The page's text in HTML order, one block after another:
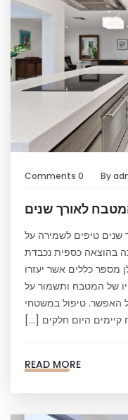
By
0 Comments
לאורך שנים
טיפים לשמירה על
בהוצאה כספית נכבדת
מספר כללים אשר יעזרו
של המטבח ותשמור על
האפשר. טיפול במשטחי
היום חלקים […]
READ MORE